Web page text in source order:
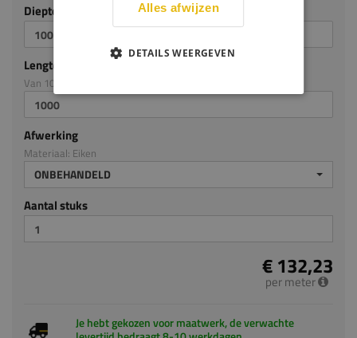
Diepte mm (milimeters)
Lengte mm (milimeters)
Van 100mm tot en met 5000mm
Afwerking
Materiaal: Eiken
ONBEHANDELD
Aantal stuks
€ 132,23
per meter
Je hebt gekozen voor maatwerk, de verwachte
Alles afwijzen
DETAILS WEERGEVEN